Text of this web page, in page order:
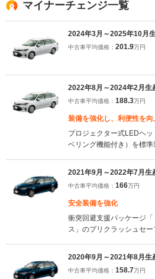
マイナーチェンジ一覧
2024年3月～2025年10月
中古車平均価格： 201.9万円
2022年8月～2024年2月生
中古車平均価格： 188.3万円
装備を強化し、利便性を向
プロジェクター式LEDヘ
ベリング機能付き）を標
ングブレーキレバー横の
（Type-C）の新設など利
る。さらにシート表皮が
モダンさが表現された。（
2021年9月～2022年7月生
中古車平均価格： 166万円
安全装備を強化
衝突回避支援パッケージ
ス」のプリクラッシュセ
装備。また、暗所で自動
る、「コンライト」も全
（2021.9）
2020年9月～2021年8月生
中古車平均価格： 158.7万円